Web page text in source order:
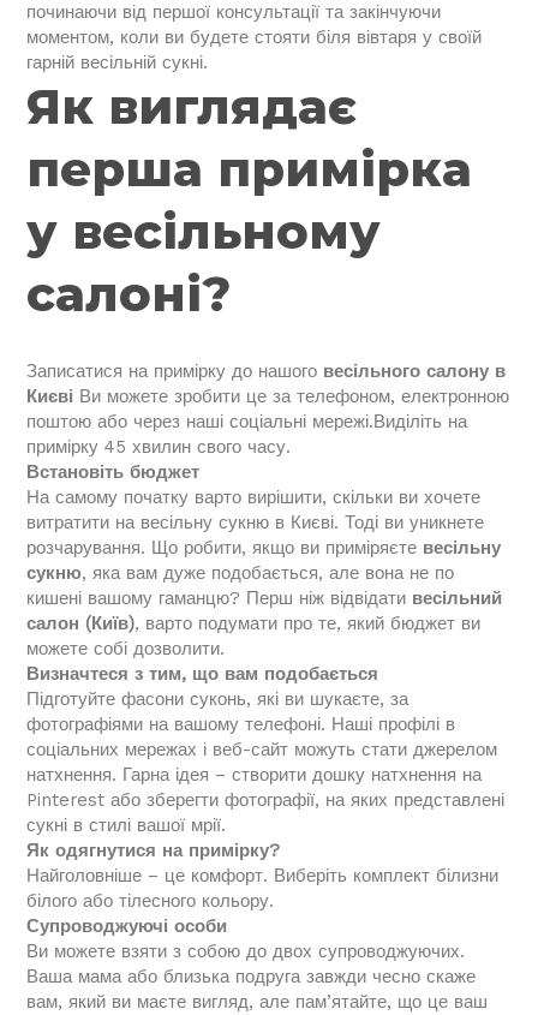
починаючи від першої консультації та закінчуючи
моментом, коли ви будете стояти біля вівтаря у своїй
гарній весільній сукні.
Як виглядає
перша примірка
у весільному
салоні?
Записатися на примірку до нашого весільного салону в
Києві Ви можете зробити це за телефоном, електронною
поштою або через наші соціальні мережі.Виділіть на
примірку 45 хвилин свого часу.
Встановіть бюджет
На самому початку варто вирішити, скільки ви хочете
витратити на весільну сукню в Києві. Тоді ви уникнете
розчарування. Що робити, якщо ви приміряєте весільну
сукню, яка вам дуже подобається, але вона не по
кишені вашому гаманцю? Перш ніж відвідати весільний
салон (Київ), варто подумати про те, який бюджет ви
можете собі дозволити.
Визначтеся з тим, що вам подобається
Підготуйте фасони суконь, які ви шукаєте, за
фотографіями на вашому телефоні. Наші профілі в
соціальних мережах і веб-сайт можуть стати джерелом
натхнення. Гарна ідея – створити дошку натхнення на
Pinterest або зберегти фотографії, на яких представлені
сукні в стилі вашої мрії.
Як одягнутися на примірку?
Найголовніше – це комфорт. Виберіть комплект білизни
білого або тілесного кольору.
Супроводжуючі особи
Ви можете взяти з собою до двох супроводжуючих.
Ваша мама або близька подруга завжди чесно скаже
вам, який ви маєте вигляд, але пам’ятайте, що це ваш